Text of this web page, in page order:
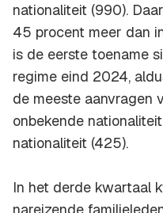
nationaliteit (990).
45 procent meer dan
is de eerste toename
regime eind 2024,
de meeste aanvragen
onbekende
nationaliteit (425).
In het derde kwartaal